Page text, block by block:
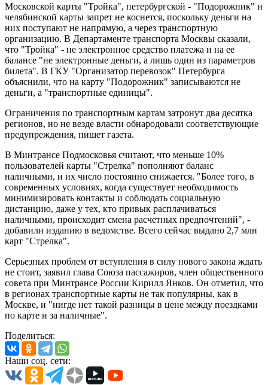
Московской карты "Тройка", петербургской - "Подорожник" и
челябинской карты запрет не коснется, поскольку деньги на
них поступают не напрямую, а через транспортную
организацию. В Департаменте транспорта Москвы сказали,
что "Тройка" - не электронное средство платежа и на ее
балансе "не электронные деньги, а лишь один из параметров
билета". В ГКУ "Организатор перевозок" Петербурга
объяснили, что на карту "Подорожник" записываются не
деньги, а "транспортные единицы".
Ограничения по транспортным картам затронут два десятка
регионов, но не везде власти обнародовали соответствующие
предупреждения, пишет газета.
В Минтрансе Подмосковья считают, что меньше 10%
пользователей карты "Стрелка" пополняют баланс
наличными, и их число постоянно снижается. "Более того, в
современных условиях, когда существует необходимость
минимизировать контакты и соблюдать социальную
дистанцию, даже у тех, кто привык расплачиваться
наличными, происходит смена расчетных предпочтений", -
добавили изданию в ведомстве. Всего сейчас выдано 2,7 млн
карт "Стрелка".
Серьезных проблем от вступления в силу нового закона ждать
не стоит, заявил глава Союза пассажиров, член общественного
совета при Минтрансе России Кирилл Янков. Он отметил, что
в регионах транспортные карты не так популярны, как в
Москве, и "нигде нет такой разницы в цене между поездками
по карте и за наличные".
Поделиться:
Наши соц. сети: